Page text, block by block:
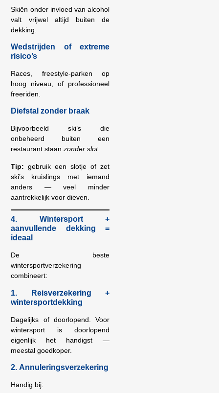
Skiën onder invloed van alcohol
valt vrijwel altijd buiten de
dekking.
Wedstrijden of extreme
risico’s
Races, freestyle-parken op
hoog niveau, of professioneel
freeriden.
Diefstal zonder braak
Bijvoorbeeld ski’s die
onbeheerd buiten een
restaurant staanzonder slot.
Tip: gebruik een slotje of zet
ski’s kruislings met iemand
anders — veel minder
aantrekkelijk voor dieven.
4. Wintersport +
aanvullende dekking =
ideaal
De beste
wintersportverzekering
combineert:
1.
Reisverzekering +
wintersportdekking
Dagelijks of doorlopend. Voor
wintersport is doorlopend
eigenlijk het handigst —
meestal goedkoper.
2.Annuleringsverzekering
Handig bij: